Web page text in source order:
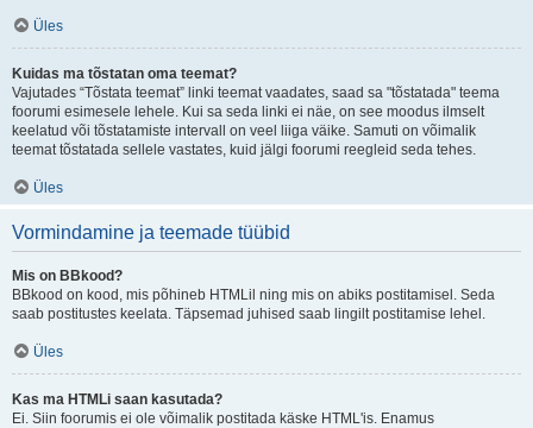
Üles
Kuidas ma tõstatan oma teemat?
Vajutades “Tõstata teemat” linki teemat vaadates, saad sa "tõstatada" teema
foorumi esimesele lehele. Kui sa seda linki ei näe, on see moodus ilmselt
keelatud või tõstatamiste intervall on veel liiga väike. Samuti on võimalik
teemat tõstatada sellele vastates, kuid jälgi foorumi reegleid seda tehes.
Üles
Vormindamine ja teemade tüübid
Mis on BBkood?
BBkood on kood, mis põhineb HTMLil ning mis on abiks postitamisel. Seda
saab postitustes keelata. Täpsemad juhised saab lingilt postitamise lehel.
Üles
Kas ma HTMLi saan kasutada?
Ei. Siin foorumis ei ole võimalik postitada käske HTML'is. Enamus